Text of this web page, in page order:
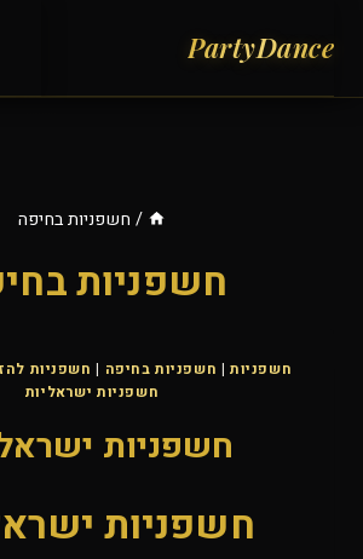
/ חשפניות בחיפה
חשפניות
חשפניות| חשפניות בחיפה | חשפניות
חשפניות ישראליות
חשפניות
חשפניות